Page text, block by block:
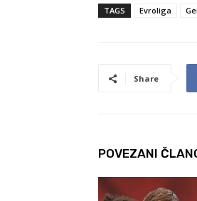
TAGS Evroliga
Share
POVEZANI